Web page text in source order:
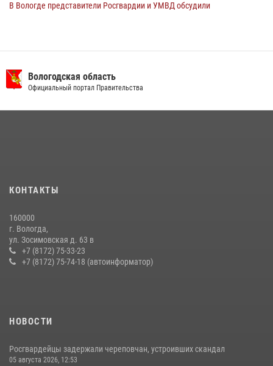
В Вологде представители Росгвардии и УМВД обсудили
стрельбу
27 июля 2026, 07:28
минувшую неделю
21 единицу оружия изъяли за минувшую неделю сотрудники
Росгвардии в Вологодской области
20 июля 2026, 10:47
Вологодская область
Официальный портал Правительства
КОНТАКТЫ
160000
г. Вологда,
ул. Зосимовская д. 63 в
+7 (8172) 75-33-23
+7 (8172) 75-74-18 (автоинформатор)
НОВОСТИ
Росгвардейцы задержали череповчан, устроивших скандал
05 августа 2026, 12:53